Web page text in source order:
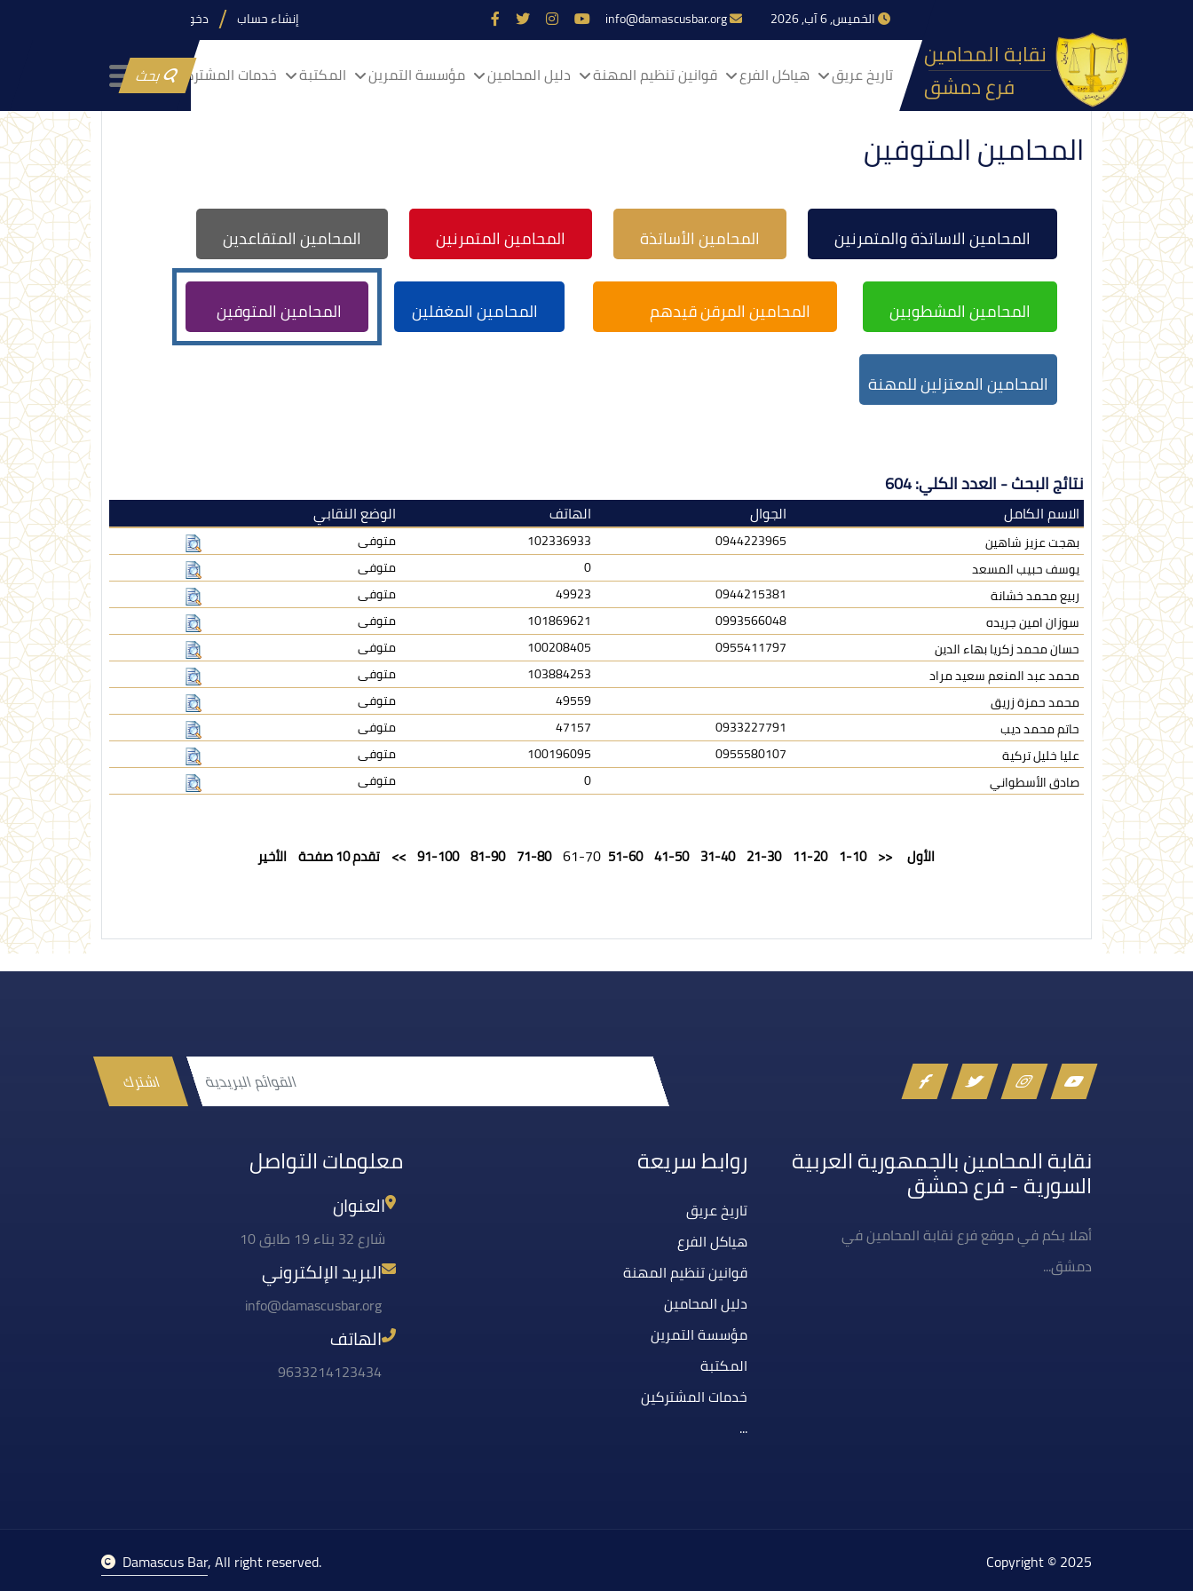
دخول إنشاء حساب info@damascusbar.org الخميس, 6 آب, 2026
تاريخ عريق هياكل الفرع قوانين تنظيم المهنة دليل المحامين مؤسسة التمرين المكتبة خدمات المشتركينبحث
نقابة المحامين
فرع دمشق
المحامين المتوفين
المحامين الاساتذة والمتمرنين المحامين الأساتذة المحامين المتمرنين المحامين المتقاعدين
المحامين المشطوبين المحامين المرقن قيدهم المحامين المغفلين المحامين المتوفين
المحامين المعتزلين للمهنة
نتائج البحث - العدد الكلي: 604
الاسم الكامل الجوال الهاتف الوضع النقابي
بهجت عزيز شاهين 0944223965
102336933
متوفى
يوسف حبيب المسعد
0
متوفى
ربيع محمد خشانة
0944215381
49923
متوفى
سوزان امين جريده
0993566048
101869621
متوفى
حسان محمد زكريا بهاء الدين
0955411797
100208405
متوفى
محمد عبد المنعم سعيد مراد
103884253
متوفى
محمد حمزة زريق
49559
متوفى
حاتم محمد ديب
0933227791
47157
متوفى
عليا خليل تركية
0955580107
100196095
متوفى
صادق الأسطواني
0 متوفى
الأول <<
1-10
11-20
21-30
31-40
41-50
51-60
71-80
81-90
91-100
>> تقدم 10 صفحة الأخير
اشترك
نقابة المحامين بالجمهورية العربية
السورية - فرع دمشق
أهلا بكم في موقع فرع نقابة المحامين في
دمشق...
روابط سريعة
تاريخ عريق
هياكل الفرع
قوانين تنظيم المهنة
دليل المحامين
مؤسسة التمرين
المكتبة
خدمات المشتركين
...
معلومات التواصل
العنوان
شارع 32 بناء 19 طابق 10
البريد الإلكتروني
info@damascusbar.org
الهاتف
9633214123434
Damascus Bar, All right reserved. Copyright © 2025